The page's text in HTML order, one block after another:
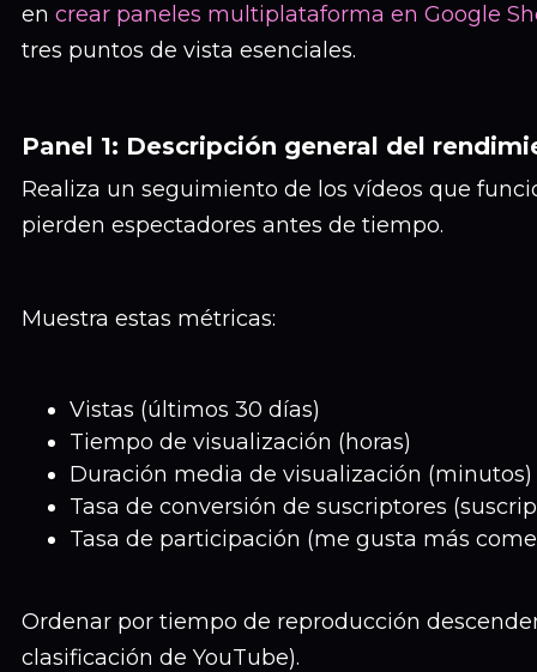
en crear paneles multiplataforma en Google
tres puntos de vista esenciales.
Panel 1: Descripción general del
Realiza un seguimiento de los vídeos que
pierden espectadores antes de tiempo.
Muestra estas métricas:
Vistas (últimos 30 días)
Tiempo de visualización (horas)
Duración media de visualización (minutos)
Tasa de conversión de suscriptores
Tasa de participación (me gusta más
Ordenar por tiempo de reproducción
clasificación de YouTube).